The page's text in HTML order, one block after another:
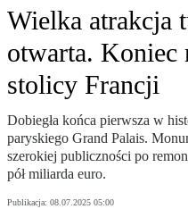
Wielka atrakcja
otwarta. Koniec
stolicy Francji
Dobiegła końca pierwsza w
paryskiego Grand Palais.
szerokiej publiczności po
pół miliarda euro.
Publikacja: 08.07.2025 05:00